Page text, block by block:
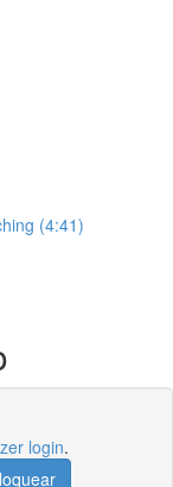
(4:41)
login.